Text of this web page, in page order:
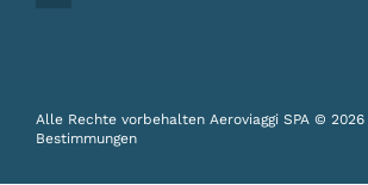
Alle Rechte vorbehalten Aeroviaggi SPA © 2026
Bestimmungen